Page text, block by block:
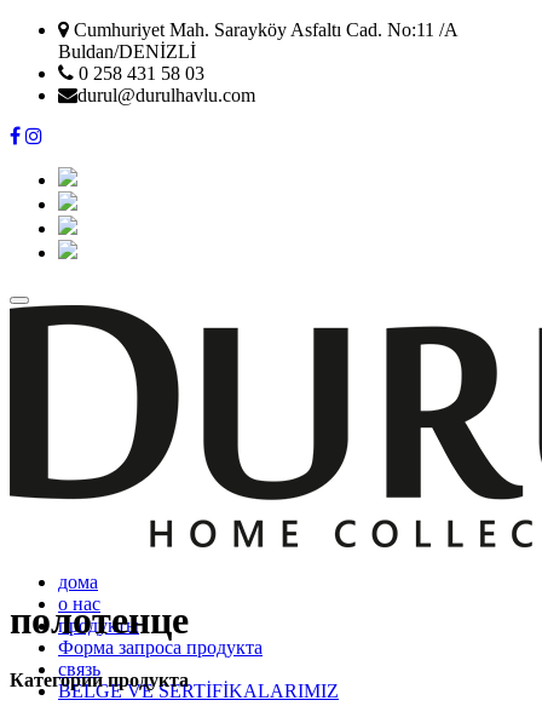
Cumhuriyet Mah. Sarayköy Asfaltı Cad. No:11 /A
Buldan/DENİZLİ
0 258 431 58 03
durul@durulhavlu.com
дома
о нас
продукты
Форма запроса продукта
связь
BELGE VE SERTİFİKALARIMIZ
полотенце
Категории продукта